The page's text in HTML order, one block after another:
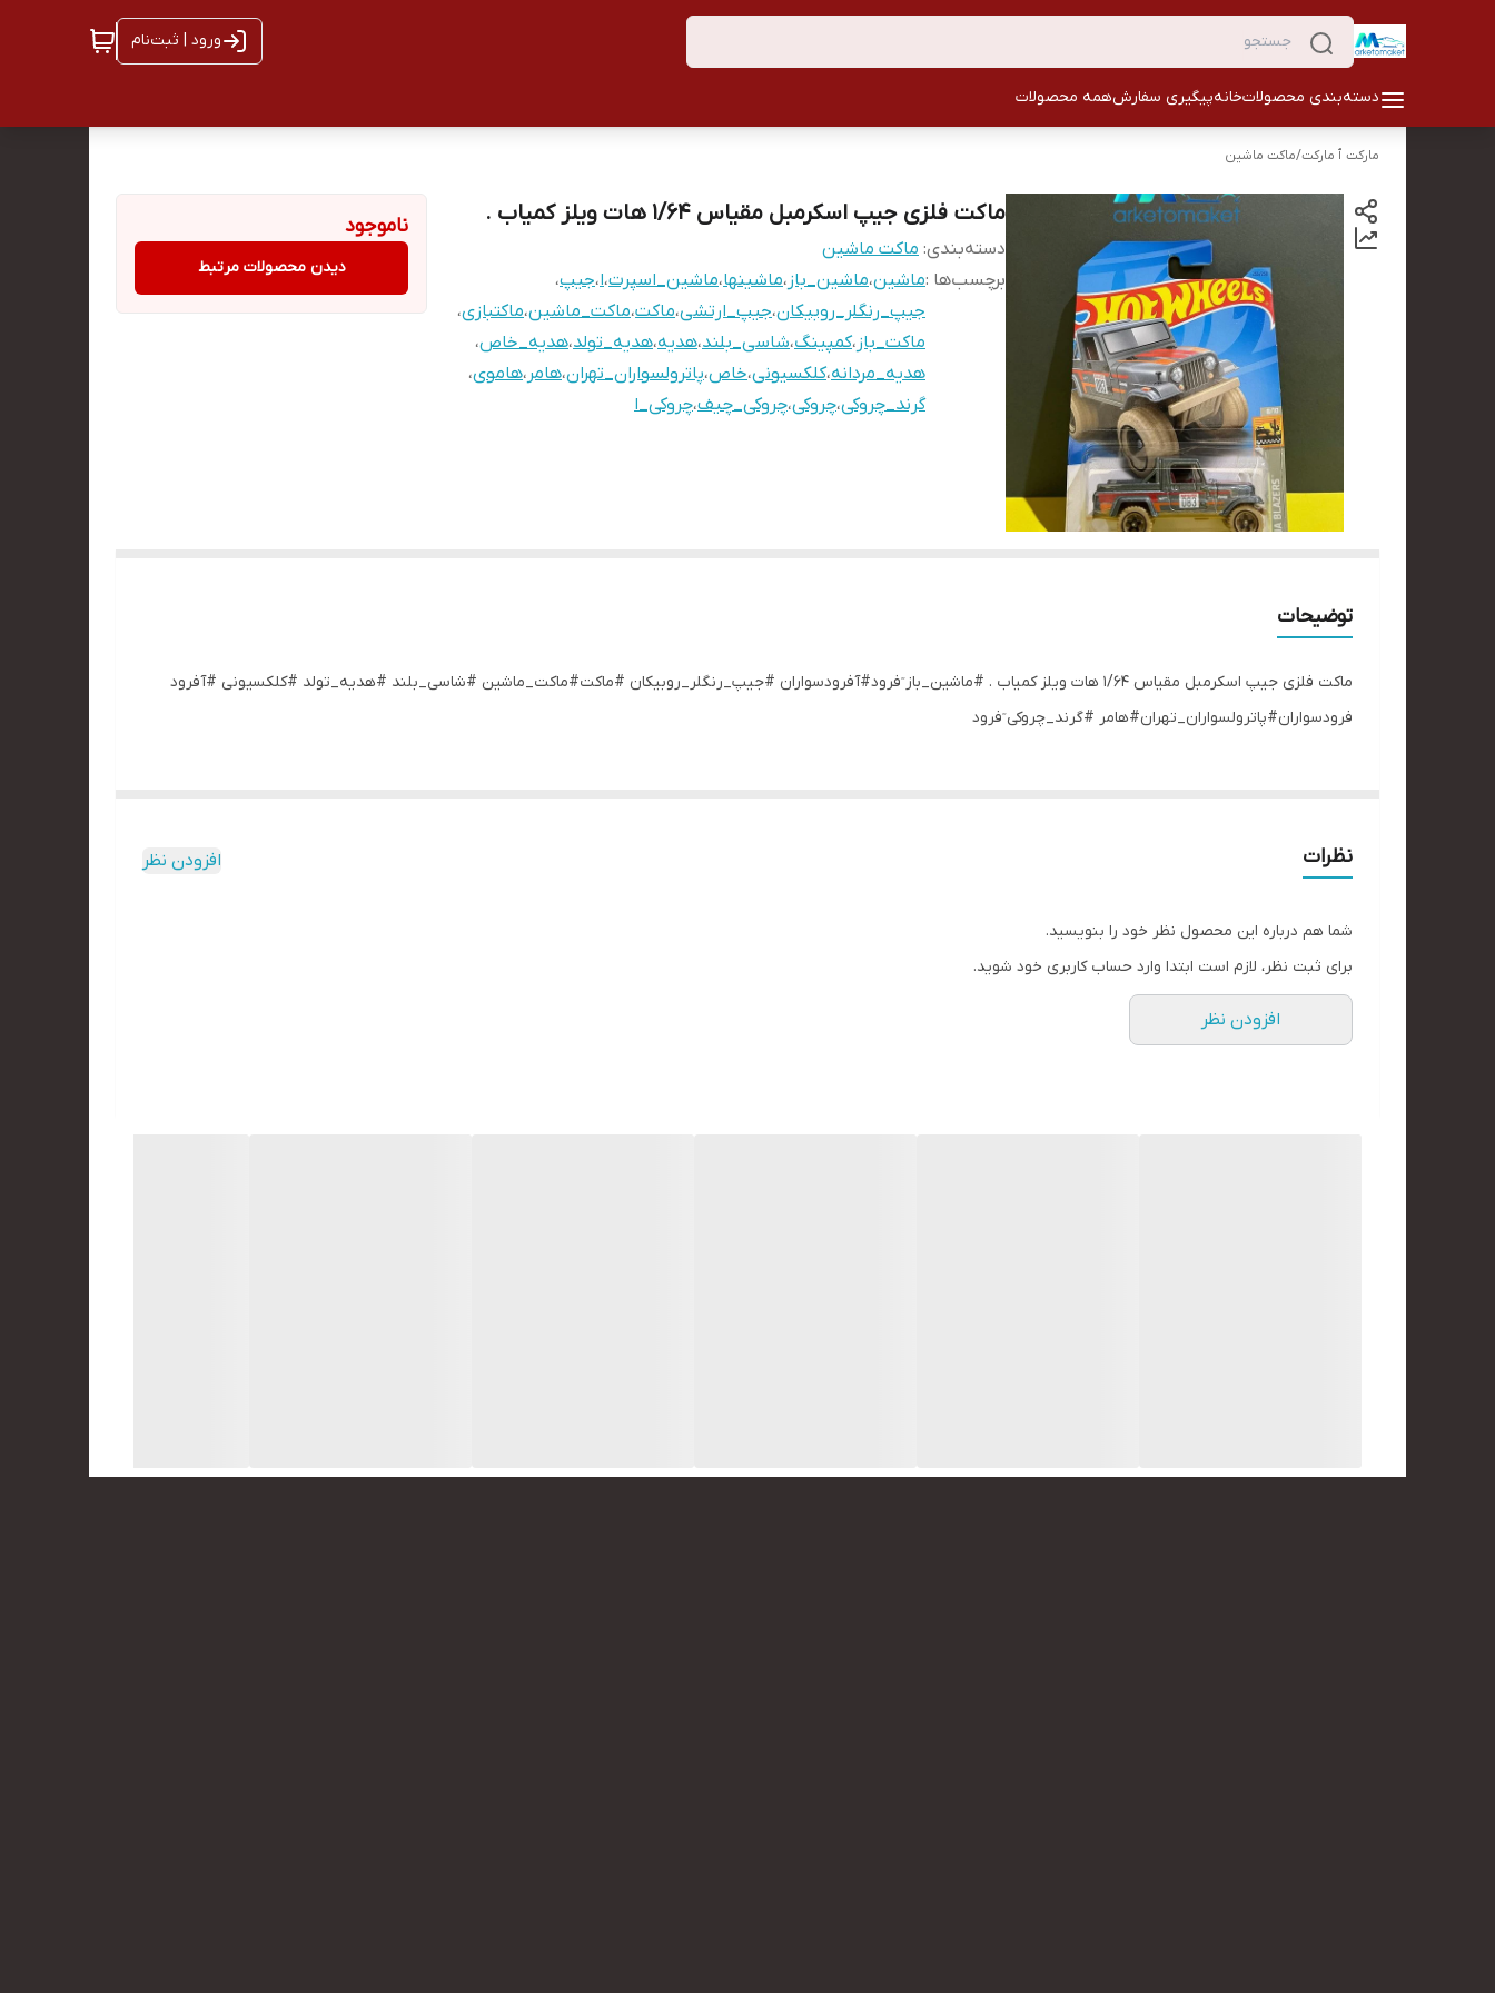
ورود | ثبت‌نام
دسته‌بندی محصولاتخانهپیگیری سفارشهمه محصولات
مارکت ٱ مارکت/ماکت ماشین
ماکت فلزی جیپ اسکرمبل مقیاس ۱/۶۴ هات ویلز کمیاب .
دسته‌بندی: ماکت ماشین
برچسب‌ها :ماشین،ماشین_باز ،ماشینها،ماشین_اسپرت،ا،جیپ،
جیپ_رنگلر_روبیکان،جیپ_ارتشی،ماکت،ماکت_ماشین،ماکتبازی،
ماکت_باز ،کمپینگ،شاسی_بلند،هدیه،هدیه_تولد،هدیه_خاص،
هدیه_مردانه،کلکسیونی،خاص،پاترولسواران_تهران،هامر ،هاموی،
گرند_چروکی،چروکی،چروکی_چیف،چروکی_ا
ناموجود
دیدن محصولات مرتبط
توضیحات
ماکت فلزی جیپ اسکرمبل مقیاس ۱/۶۴ هات ویلز کمیاب . #ماشین_باز ٓفرود#آفرودسواران #جیپ_رنگلر_روبیکان #ماکت#ماکت_ماشین #شاسی_بلند #هدیه_تولد #کلکسیونی #آفرود
ٓفرودسواران#پاترولسواران_تهران#هامر #گرند_چروکی ٓفرود
نظرات افزودن نظر
شما هم درباره این محصول نظر خود را بنویسید.
برای ثبت نظر، لازم است ابتدا وارد حساب کاربری خود شوید.
افزودن نظر